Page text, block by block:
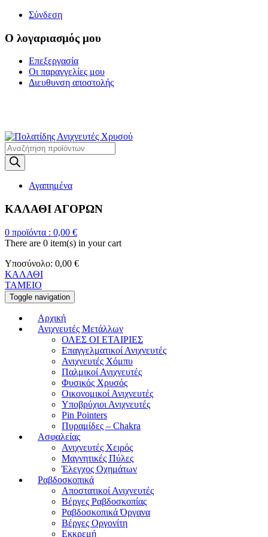
Σύνδεση
Ο λογαριασμός μου
Επεξεργασία
Οι παραγγελίες μου
Διευθυνση αποστολής
Products
search
Αγαπημένα
ΚΑΛΑΘΙ ΑΓΟΡΩΝ
0 προϊόντα : 0,00 €
There are 0 item(s) in your cart
Υποσύνολο: 0,00 €
ΚΑΛΑΘΙ
ΤΑΜΕΙΟ
Toggle navigation
Αρχική
Ανιχνευτές Μετάλλων
ΟΛΕΣ ΟΙ ΕΤΑΙΡΙΕΣ
Επαγγελματικοί Ανιχνευτές
Ανιχνευτές Χόμπυ
Παλμικοί Ανιχνευτές
Φυσικός Χρυσός
Οικονομικοί Ανιχνευτές
Υποβρύχιοι Ανιχνευτές
Pin Pointers
Πυραμίδες – Chakra
Ασφαλείας
Ανιχνευτές Χειρός
Μαγνητικές Πύλες
Έλεγχος Οχημάτων
Ραβδοσκοπικά
Αποστατικοί Ανιχνευτές
Βέργες Ραβδοσκοπίας
Ραβδοσκοπικά Όργανα
Βέργες Οργονίτη
Εκκρεμή